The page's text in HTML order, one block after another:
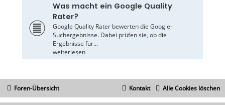
Was macht ein Google Quality
Rater?
Google Quality Rater bewerten die Google-
Suchergebnisse. Dabei prüfen sie, ob die
Ergebnisse für...
weiterlesen
Foren-Übersicht Alle Cookies löschen
Kontakt